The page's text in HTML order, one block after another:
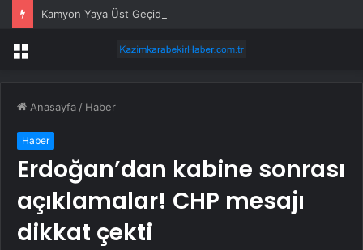
Kamyon Yaya Üst Geçidine Çarptı
Menü
Anasayfa / Haber
Haber
Erdoğan’dan kabine sonrası
açıklamalar! CHP mesajı
dikkat çekti